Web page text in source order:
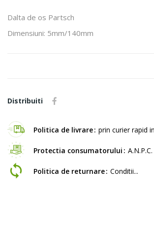
Dalta de os Partsch
Dimensiuni: 5mm/140mm
Distribuiti
Politica de livrare prin curier rapid
Protectia consumatorului
Politica de returnare Conditii...